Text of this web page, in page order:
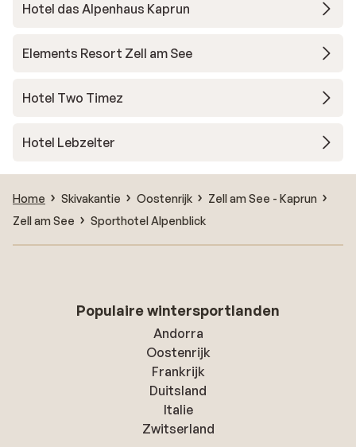
Hotel das Alpenhaus Kaprun
Elements Resort Zell am See
Hotel Two Timez
Hotel Lebzelter
Home Skivakantie Oostenrijk
Zell am See - Kaprun
Zell am See
Sporthotel Alpenblick
Populaire wintersportlanden
Andorra
Oostenrijk
Frankrijk
Duitsland
Italie
Zwitserland